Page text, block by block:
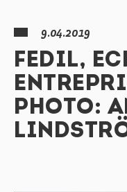
9.04.2019
FEDIL,
PHOTO: